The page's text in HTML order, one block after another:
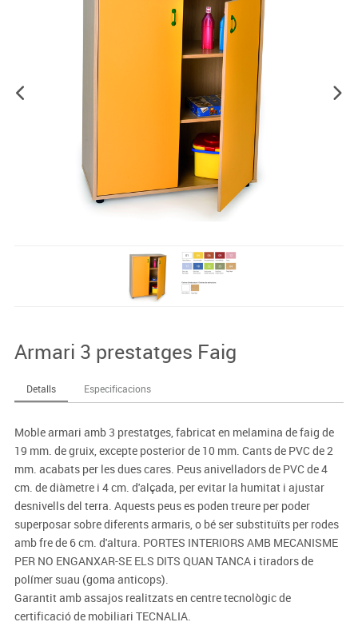
Armari 3 prestatges Faig
Detalls Especificacions
Moble armari amb 3 prestatges, fabricat en melamina de faig de
19 mm. de gruix, excepte posterior de 10 mm. Cants de PVC de 2
mm. acabats per les dues cares. Peus anivelladors de PVC de 4
cm. de diàmetre i 4 cm. d'alçada, per evitar la humitat i ajustar
desnivells del terra. Aquests peus es poden treure per poder
superposar sobre diferents armaris, o bé ser substituïts per rodes
amb fre de 6 cm. d'altura. PORTES INTERIORS AMB MECANISME
PER NO ENGANXAR-SE ELS DITS QUAN TANCA i tiradors de
polímer suau (goma anticops).
Garantit amb assajos realitzats en centre tecnològic de
certificació de mobiliari TECNALIA.